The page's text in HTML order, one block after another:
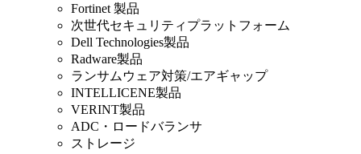
Fortinet 製品
次世代セキュリティプラットフォーム
Dell Technologies製品
Radware製品
ランサムウェア対策/エアギャップ
INTELLICENE製品
VERINT製品
ADC・ロードバランサ
ストレージ